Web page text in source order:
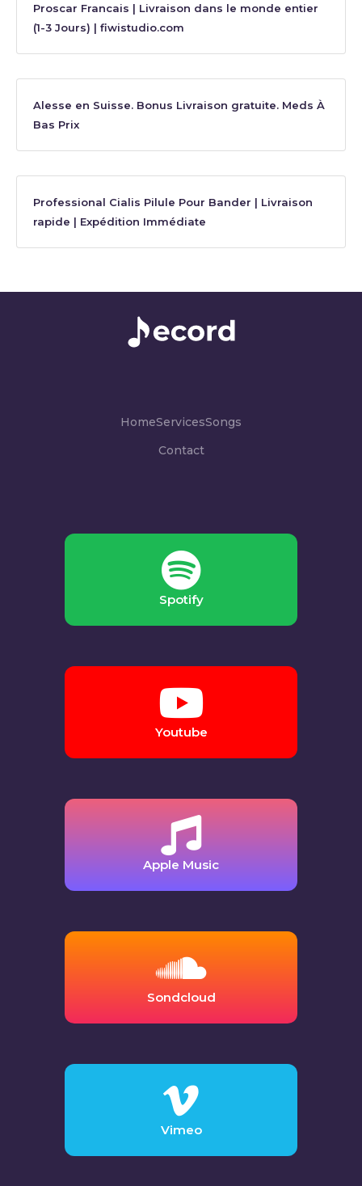
Proscar Francais | Livraison dans le monde entier
(1-3 Jours) | fiwistudio.com
Alesse en Suisse. Bonus Livraison gratuite. Meds À
Bas Prix
Professional Cialis Pilule Pour Bander | Livraison
rapide | Expédition Immédiate
HomeServicesSongs
Contact
Spotify
Youtube
Apple Music
Sondcloud
Vimeo